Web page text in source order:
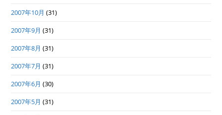
2007年10月 (31)
2007年9月 (31)
2007年8月 (31)
2007年7月 (31)
2007年6月 (30)
2007年5月 (31)